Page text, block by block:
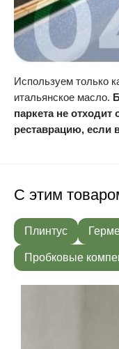
Используем только
итальянское масло.
паркета не отходит
реставрацию, если
С этим
Плинтус
Пробковые